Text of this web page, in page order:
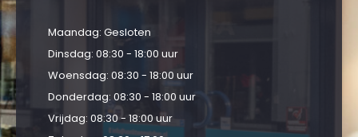
Maandag: Gesloten
Dinsdag: 08:30 - 18:00 uur
Woensdag: 08:30 - 18:00 uur
Donderdag: 08:30 - 18:00 uur
Vrijdag: 08:30 - 18:00 uur